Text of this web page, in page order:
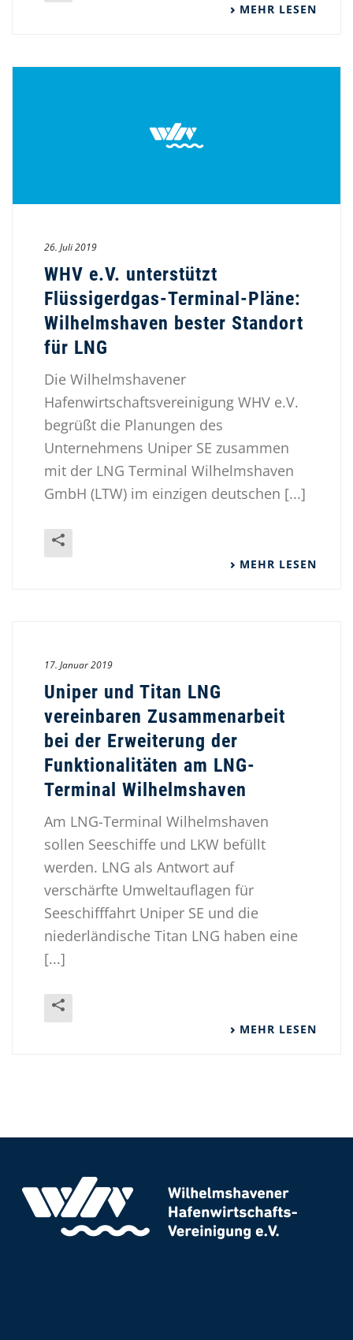
MEHR LESEN
26. Juli 2019
WHV e.V. unterstützt
Flüssigerdgas-Terminal-Pläne:
Wilhelmshaven bester Standort
für LNG
Die Wilhelmshavener
Hafenwirtschaftsvereinigung WHV e.V.
begrüßt die Planungen des
Unternehmens Uniper SE zusammen
mit der LNG Terminal Wilhelmshaven
GmbH (LTW) im einzigen deutschen [...]
MEHR LESEN
17. Januar 2019
Uniper und Titan LNG
vereinbaren Zusammenarbeit
bei der Erweiterung der
Funktionalitäten am LNG-
Terminal Wilhelmshaven
Am LNG-Terminal Wilhelmshaven
sollen Seeschiffe und LKW befüllt
werden. LNG als Antwort auf
verschärfte Umweltauflagen für
Seeschifffahrt Uniper SE und die
niederländische Titan LNG haben eine
[...]
MEHR LESEN